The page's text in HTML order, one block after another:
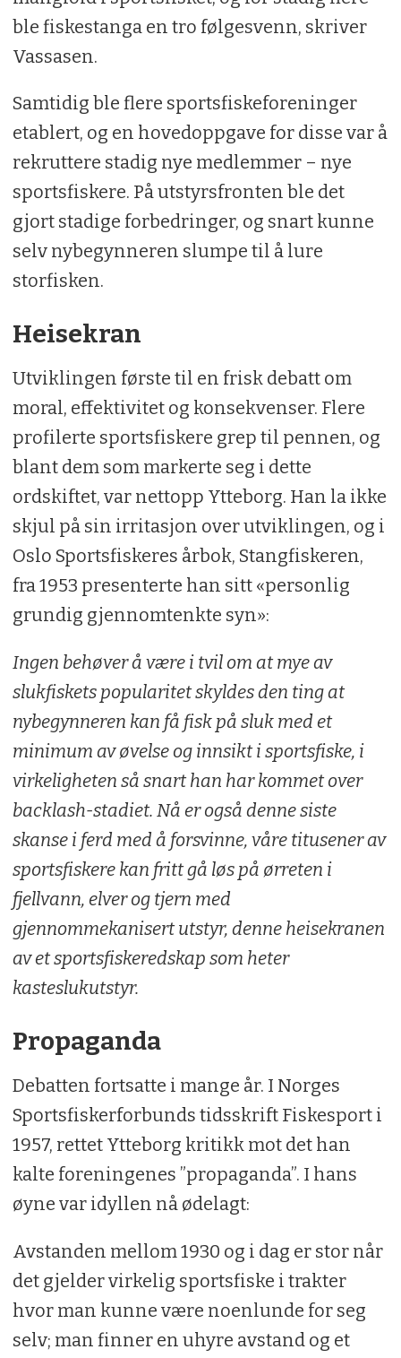
ble fiskestanga en tro følgesvenn, skriver
Vassasen.
Samtidig ble flere sportsfiskeforeninger
etablert, og en hovedoppgave for disse var å
rekruttere stadig nye medlemmer – nye
sportsfiskere. På utstyrsfronten ble det
gjort stadige forbedringer, og snart kunne
selv nybegynneren slumpe til å lure
storfisken.
Heisekran
Utviklingen første til en frisk debatt om
moral, effektivitet og konsekvenser. Flere
profilerte sportsfiskere grep til pennen, og
blant dem som markerte seg i dette
ordskiftet, var nettopp Ytteborg. Han la ikke
skjul på sin irritasjon over utviklingen, og i
Oslo Sportsfiskeres årbok, Stangfiskeren,
fra 1953 presenterte han sitt «personlig
grundig gjennomtenkte syn»:
Ingen behøver å være i tvil om at mye av
slukfiskets popularitet skyldes den ting at
nybegynneren kan få fisk på sluk med et
minimum av øvelse og innsikt i sportsfiske, i
virkeligheten så snart han har kommet over
backlash-stadiet. Nå er også denne siste
skanse i ferd med å forsvinne, våre titusener av
sportsfiskere kan fritt gå løs på ørreten i
fjellvann, elver og tjern med
gjennommekanisert utstyr, denne heisekranen
av et sportsfiskeredskap som heter
kasteslukutstyr.
Propaganda
Debatten fortsatte i mange år. I Norges
Sportsfiskerforbunds tidsskrift Fiskesport i
1957, rettet Ytteborg kritikk mot det han
kalte foreningenes ”propaganda”. I hans
øyne var idyllen nå ødelagt:
Avstanden mellom 1930 og i dag er stor når
det gjelder virkelig sportsfiske i trakter
hvor man kunne være noenlunde for seg
selv; man finner en uhyre avstand og et